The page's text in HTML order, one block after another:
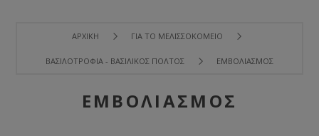
ΑΡΧΙΚΉ ΓΙΑ ΤΟ ΜΕΛΙΣΣΟΚΟΜΕΊΟ
ΒΑΣΙΛΟΤΡΟΦΊΑ - ΒΑΣΙΛΙΚΌΣ ΠΟΛΤΌΣ ΕΜΒΟΛΙΑΣΜΌΣ
ΕΜΒΟΛΙΑΣΜΌΣ